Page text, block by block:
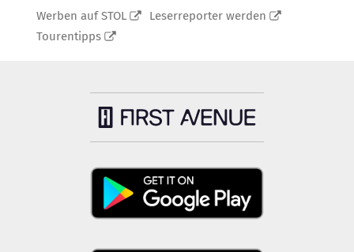
Werben auf STOL
Leserreporter werden
Tourentipps